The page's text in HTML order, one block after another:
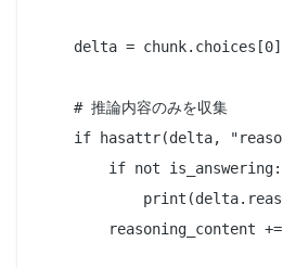
delta =
    # 推論内容のみを収集
if hasattr(delta,
        if not is_answering:
reasoning_content